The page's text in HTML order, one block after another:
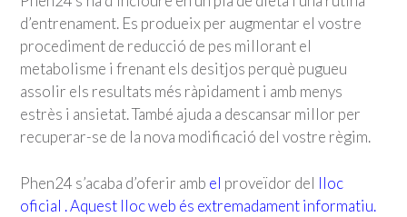
d’entrenament. Es produeix per augmentar el vostre
procediment de reducció de pes millorant el
metabolisme i frenant els desitjos perquè pugueu
assolir els resultats més ràpidament i amb menys
estrès i ansietat. També ajuda a descansar millor per
recuperar-se de la nova modificació del vostre règim.
Phen24 s’acaba d’oferir amb el proveïdor del lloc
oficial . Aquest lloc web és extremadament informatiu.